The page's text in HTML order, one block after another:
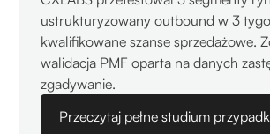
ustrukturyzowany outbound w 3
kwalifikowane szanse sprzedażowe.
walidacja PMF oparta na danych
zgadywanie.
Przeczytaj pełne studium